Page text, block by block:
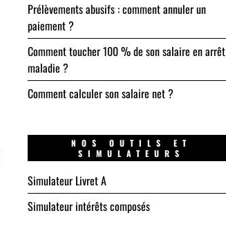
Prélèvements abusifs : comment annuler un
paiement ?
Comment toucher 100 % de son salaire en arrêt
maladie ?
Comment calculer son salaire net ?
NOS OUTILS ET
SIMULATEURS
Simulateur Livret A
Simulateur intérêts composés